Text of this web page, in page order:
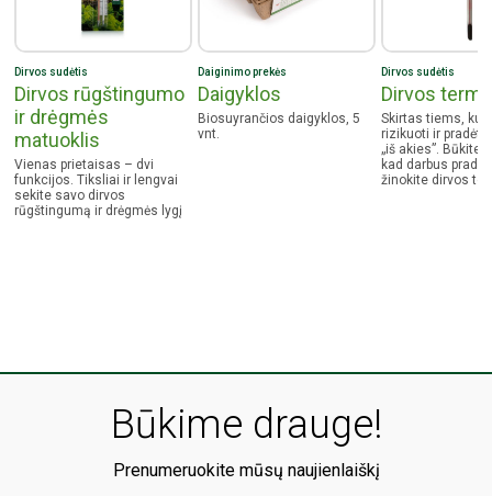
Dirvos sudėtis
Dirvos rūgštingumo
ir drėgmės
matuoklis
Vienas prietaisas – dvi
funkcijos. Tiksliai ir lengvai
sekite savo dirvos
rūgštingumą ir drėgmės lygį
Daiginimo prekės
Daigyklos
Biosuyrančios daigyklos, 5
vnt.
Dirvos sudėtis
Dirvos
Skirtas tiems,
rizikuoti ir pradėti
„iš akies”. Būkite
kad darbus
žinokite dirvos
Būkime drauge!
Prenumeruokite mūsų naujienlaiškį